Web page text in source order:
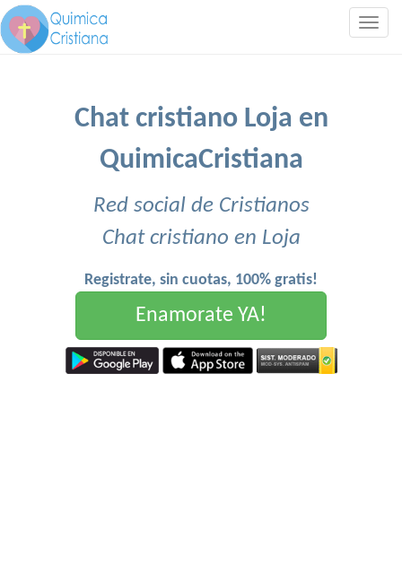
Chat cristiano Loja en
QuimicaCristiana
Red social de Cristianos
Chat cristiano en Loja
Registrate, sin cuotas, 100% gratis!
Enamorate YA!